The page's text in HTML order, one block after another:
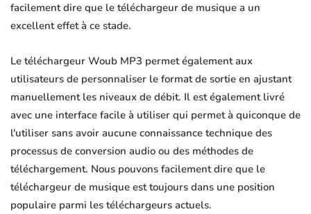
facilement dire que le téléchargeur de musique a un
excellent effet à ce stade.
Le téléchargeur Woub MP3 permet également aux
utilisateurs de personnaliser le format de sortie en ajustant
manuellement les niveaux de débit. Il est également livré
avec une interface facile à utiliser qui permet à quiconque de
l'utiliser sans avoir aucune connaissance technique des
processus de conversion audio ou des méthodes de
téléchargement. Nous pouvons facilement dire que le
téléchargeur de musique est toujours dans une position
populaire parmi les téléchargeurs actuels.